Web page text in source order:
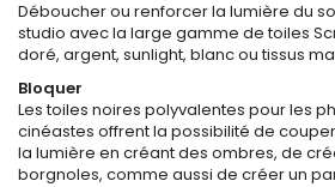
Déboucher ou renforcer la lumière du
studio avec la large gamme de toiles
doré, argent, sunlight, blanc ou tissus
Bloquer
Les toiles noires polyvalentes pour les
cinéastes offrent la possibilité de
la lumière en créant des ombres, de
borgnoles, comme aussi de créer un